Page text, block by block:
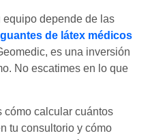
equipo depende de las
guantes de látex médicos
es una inversión
No escatimes en lo que
cómo calcular cuántos
tu consultorio y cómo